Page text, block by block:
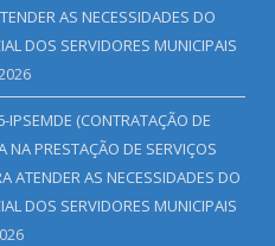
AS NECESSIDADES DO
DOS SERVIDORES MUNICIPAIS
IPSEMDE (CONTRATAÇÃO DE
NA PRESTAÇÃO DE SERVIÇOS
ATENDER AS NECESSIDADES DO
DOS SERVIDORES MUNICIPAIS